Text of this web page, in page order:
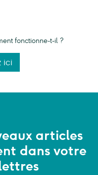
fonctionne-t-il ?
ici
articles
dans votre